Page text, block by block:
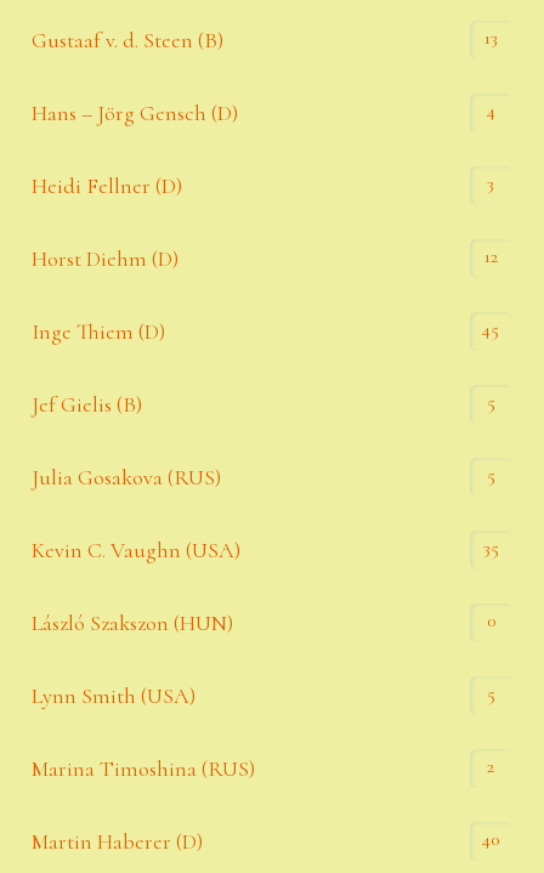
Gustaaf v. d. Steen (B) 13
Hans – Jörg Gensch (D) 4
Heidi Fellner (D) 3
Horst Diehm (D) 12
Inge Thiem (D) 45
Jef Gielis (B) 5
Julia Gosakova (RUS) 5
Kevin C. Vaughn (USA) 35
László Szakszon (HUN) 0
Lynn Smith (USA) 5
Marina Timoshina (RUS) 2
Martin Haberer (D) 40